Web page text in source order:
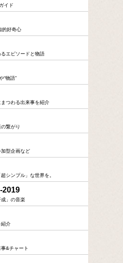
イド
的好奇心
エピソードと物語
“物語”
つわる出来事を紹介
繋がり
型企画など
シンプル」な世界を。
2019
」の音楽
紹介
&チャート